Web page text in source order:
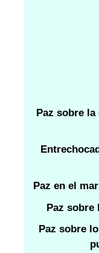
Paz sobre
Paz en el
Paz sobre
Paz sobre